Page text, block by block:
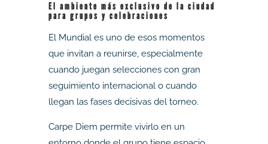
El ambiente más exclusivo de la ciudad
para grupos y celebraciones
El Mundial es uno de esos momentos
que invitan a reunirse, especialmente
cuando juegan selecciones con gran
seguimiento internacional o cuando
llegan las fases decisivas del torneo.
Carpe Diem permite vivirlo en un